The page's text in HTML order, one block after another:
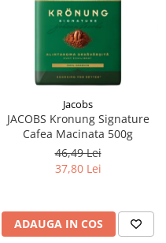
Jacobs
JACOBS Kronung Signature
Cafea Macinata 500g
46,49 Lei
37,80 Lei
ADAUGA IN COS